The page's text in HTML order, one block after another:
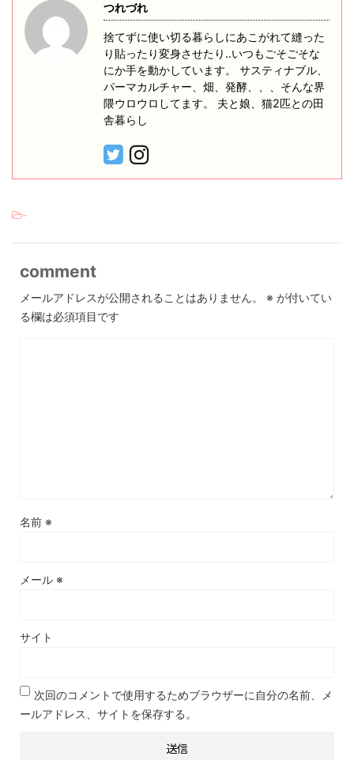
つれづれ
捨てずに使い切る暮らしにあこがれて縫った
り貼ったり変身させたり‥いつもごそごそな
にか手を動かしています。 サスティナブル、
パーマカルチャー、畑、発酵、、、そんな界
隈ウロウロしてます。 夫と娘、猫2匹との田
舎暮らし
-
comment
メールアドレスが公開されることはありません。 ※ が付いてい
る欄は必須項目です
名前 ※
メール ※
サイト
次回のコメントで使用するためブラウザーに自分の名前、メ
ールアドレス、サイトを保存する。